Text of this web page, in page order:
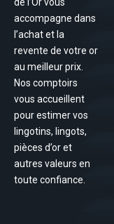
accompagne dans
l’achat et la
revente de votre or
au meilleur prix.
Nos comptoirs
vous accueillent
pour estimer vos
lingotins, lingots,
pièces d’or et
autres valeurs en
toute confiance.